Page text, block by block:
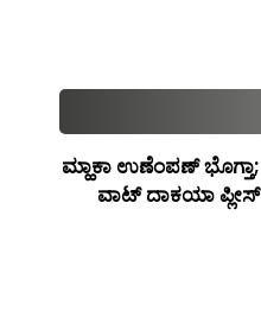
ಮ್ಹಾಕಾ ಉಣೆಂಪಣ್ ಭೊಗ್ತಾ;
ವಾಟ್ ದಾಕಯಾ ಪ್ಲೀಸ್